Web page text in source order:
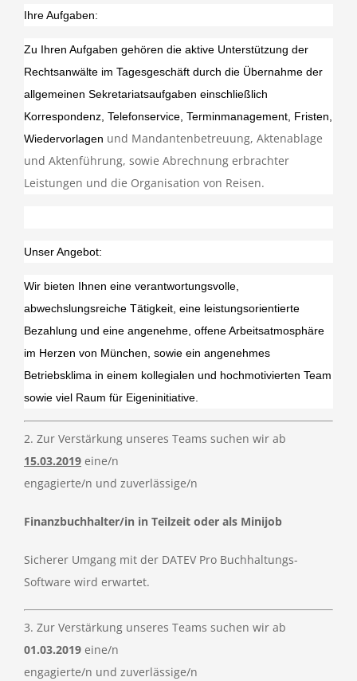
Ihre Aufgaben:
Zu Ihren Aufgaben gehören die aktive Unterstützung der
Rechtsanwälte im Tagesgeschäft durch die Übernahme der
allgemeinen Sekretariatsaufgaben einschließlich
Korrespondenz, Telefonservice, Terminmanagement, Fristen,
Wiedervorlagen und Mandantenbetreuung, Aktenablage
und Aktenführung, sowie Abrechnung erbrachter
Leistungen und die Organisation von Reisen.
Unser Angebot:
Wir bieten Ihnen eine verantwortungsvolle,
abwechslungsreiche Tätigkeit, eine leistungsorientierte
Bezahlung und eine angenehme, offene Arbeitsatmosphäre
im Herzen von München, sowie ein angenehmes
Betriebsklima in einem kollegialen und hochmotivierten Team
sowie viel Raum für Eigeninitiative.
2. Zur Verstärkung unseres Teams suchen wir ab
15.03.2019 eine/n
engagierte/n und zuverlässige/n
Finanzbuchhalter/in in Teilzeit oder als Minijob
Sicherer Umgang mit der DATEV Pro Buchhaltungs-
Software wird erwartet.
3. Zur Verstärkung unseres Teams suchen wir ab
01.03.2019 eine/n
engagierte/n und zuverlässige/n